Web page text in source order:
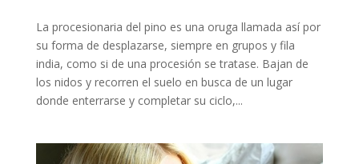
La procesionaria del pino es una oruga llamada así por
su forma de desplazarse, siempre en grupos y fila
india, como si de una procesión se tratase. Bajan de
los nidos y recorren el suelo en busca de un lugar
donde enterrarse y completar su ciclo,...